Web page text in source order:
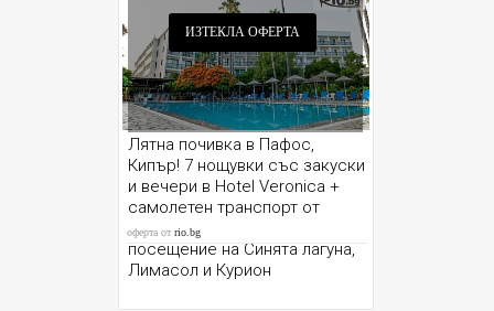
ИЗТЕКЛА ОФЕРТА
Лятна почивка в Пафос,
Кипър! 7 нощувки със закуски
и вечери в Hotel Veronica +
самолетен транспорт от
София и възможност за
посещение на Синята лагуна,
Лимасол и Курион
оферта отrio.bg